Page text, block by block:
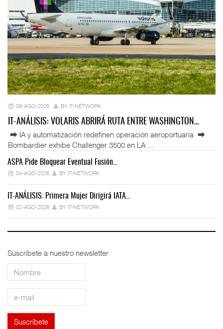
06-AGO-2026 BY IT-NETWORK
IT-ANÁLISIS: VOLARIS ABRIRÁ RUTA ENTRE WASHINGTON…
⮕ IA y automatización redefinen operación aeroportuaria ⮕
Bombardier exhibe Challenger 3500 en LA ...
ASPA Pide Bloquear Eventual Fusión…
04-AGO-2026 BY IT-NETWORK
IT-ANÁLISIS: Primera Mujer Dirigirá IATA…
02-AGO-2026 BY IT-NETWORK
Suscríbete a nuestro newsletter